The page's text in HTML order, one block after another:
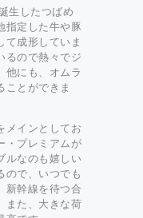
生したつばめ
指定した牛や豚
て成形していま
るので熱々でジ
他にも、オムラ
ことができま
メインとしてお
・プレミアムが
ルなのも嬉しい
ので、いつでも
新幹線を待つ合
また、大きな荷